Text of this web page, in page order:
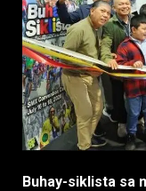
Buhay-siklista sa